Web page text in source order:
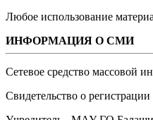
Любое использование
ИНФОРМАЦИЯ О СМИ
Сетевое средство массовой
Свидетельство о